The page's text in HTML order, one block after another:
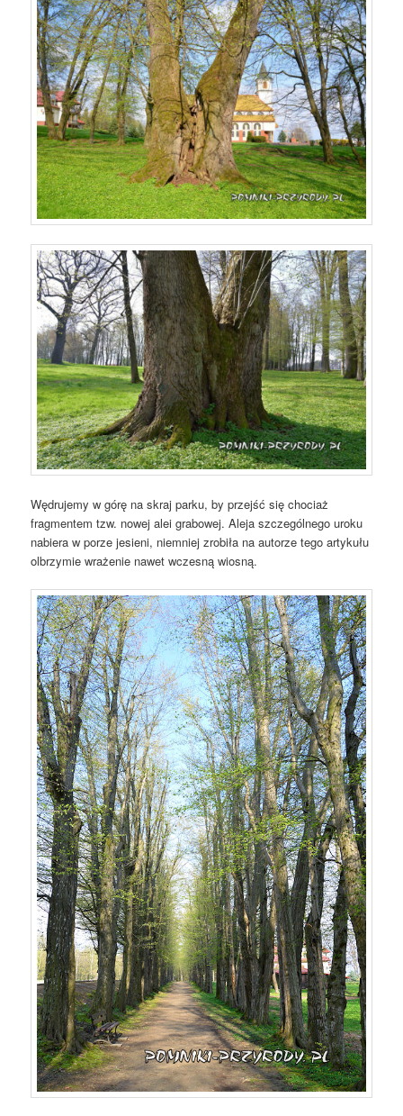
Wędrujemy w górę na skraj parku, by przejść się chociaż
fragmentem tzw. nowej alei grabowej. Aleja szczególnego uroku
nabiera w porze jesieni, niemniej zrobiła na autorze tego artykułu
olbrzymie wrażenie nawet wczesną wiosną.